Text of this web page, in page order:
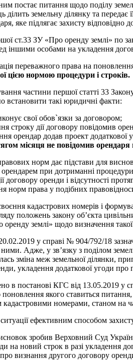
постає питання щодо поділу
ділить земельну ділянку та
яке підлягає захисту відповідно
ст.33 ЗУ «Про оренду землі» по
іншими особами на укладення
переважного права на
цією нормою процедури і строків.
частини першої статті 33
встановити такі юридичні факти:
свої обов`язки за договором;
строку дії договору повідомив
орендар додав проект додаткової
місяця не повідомив
норм дає підстави для
при дотриманні
договору оренди і відсутності
норм права у подібних
кадастрових номерів і
положень закону об’єкта
оренду землі» щодо визначення
у справі № 904/792/18
Адже, у зв’язку з поділом
зміна меж земельної ділянки,
укладення додаткової угоди
в постанові КГС від 13.05.2019 у
якого ставиться
кадастровими номерами, станом на
ефективним способом
зробив Верховний Суд
на новий строк в разі укладення
визнання другого договору